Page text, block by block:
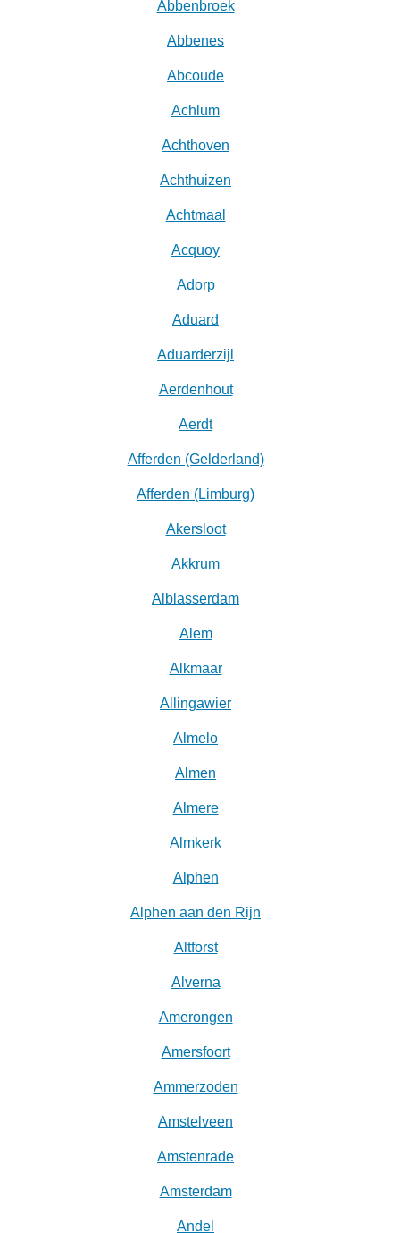
Abbenbroek
Abbenes
Abcoude
Achlum
Achthoven
Achthuizen
Achtmaal
Acquoy
Adorp
Aduard
Aduarderzijl
Aerdenhout
Aerdt
Afferden (Gelderland)
Afferden (Limburg)
Akersloot
Akkrum
Alblasserdam
Alem
Alkmaar
Allingawier
Almelo
Almen
Almere
Almkerk
Alphen
Alphen aan den Rijn
Altforst
Alverna
Amerongen
Amersfoort
Ammerzoden
Amstelveen
Amstenrade
Amsterdam
Andel